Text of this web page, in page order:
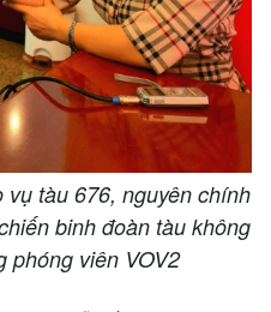
tàu 676, nguyên chính
binh đoàn tàu không
phóng viên VOV2